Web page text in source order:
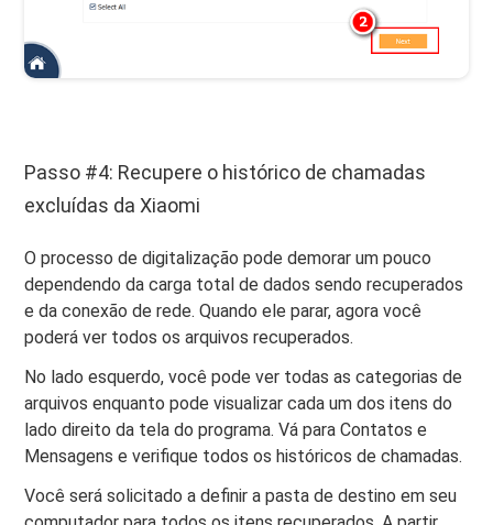
Passo #4: Recupere o histórico de chamadas
excluídas da Xiaomi
O processo de digitalização pode demorar um pouco
dependendo da carga total de dados sendo recuperados
e da conexão de rede. Quando ele parar, agora você
poderá ver todos os arquivos recuperados.
No lado esquerdo, você pode ver todas as categorias de
arquivos enquanto pode visualizar cada um dos itens do
lado direito da tela do programa. Vá para Contatos e
Mensagens e verifique todos os históricos de chamadas.
Você será solicitado a definir a pasta de destino em seu